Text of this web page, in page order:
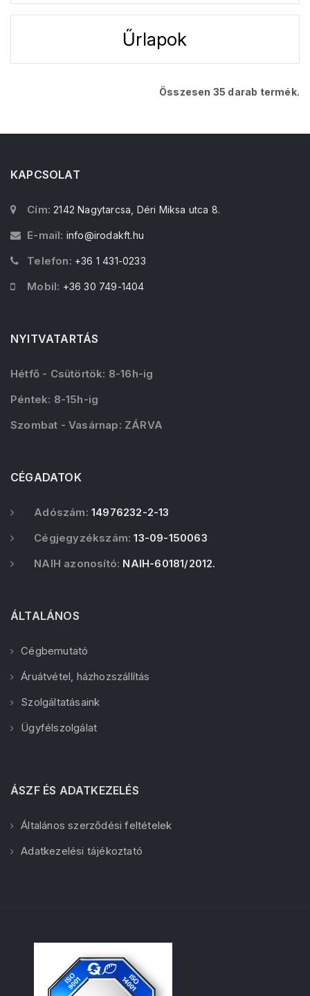
Űrlapok
Összesen 35 darab termék.
KAPCSOLAT
Cím: 2142 Nagytarcsa, Déri Miksa utca 8.
E-mail: info@irodakft.hu
Telefon: +36 1 431-0233
Mobil: +36 30 749-1404
NYITVATARTÁS
Hétfő - Csütörtök: 8-16h-ig
Péntek: 8-15h-ig
Szombat - Vasárnap: ZÁRVA
CÉGADATOK
Adószám: 14976232-2-13
Cégjegyzékszám: 13-09-150063
NAIH azonosító: NAIH-60181/2012.
ÁLTALÁNOS
Cégbemutató
Áruátvétel, házhozszállítás
Szolgáltatásaink
Ügyfélszolgálat
ÁSZF ÉS ADATKEZELÉS
Általános szerződési feltételek
Adatkezelési tájékoztató